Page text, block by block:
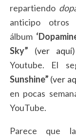
repartiendo
anticipo
álbum
Sky”
(ver aquí
Youtube. El
Sunshine” (ver
en pocas
YouTube.
Parece que